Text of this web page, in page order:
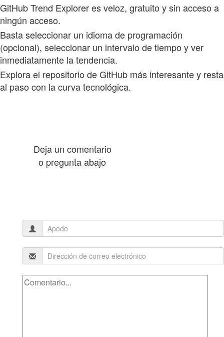
GitHub Trend Explorer es veloz, gratuito y sin acceso a
ningún acceso.
Basta seleccionar un idioma de programación
(opcional), seleccionar un intervalo de tiempo y ver
inmediatamente la tendencia.
Explora el repositorio de GitHub más interesante y resta
al paso con la curva tecnológica.
Deja un comentario
o pregunta abajo